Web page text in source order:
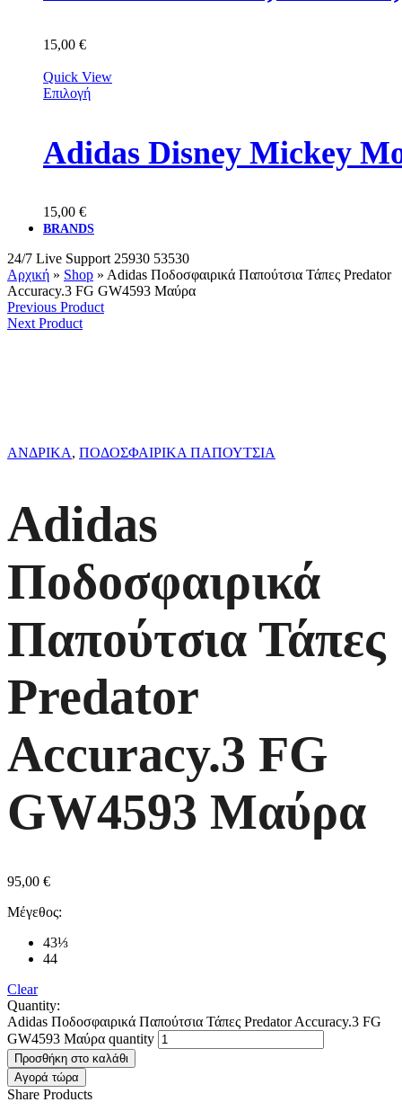
15,00 €
Quick View
Επιλογή
Adidas Disney Mickey
15,00 €
BRANDS
24/7 Live Support 25930 53530
Αρχική » Shop » Adidas Ποδοσφαιρικά Παπούτσια Τάπες Predator
Accuracy.3 FG GW4593 Μαύρα
Previous Product
Next Product
ΑΝΔΡΙΚΑ, ΠΟΔΟΣΦΑΙΡΙΚΑ ΠΑΠΟΥΤΣΙΑ
Adidas
Ποδοσφαιρικά
Παπούτσια Τάπες
Predator
Accuracy.3 FG
GW4593 Μαύρα
95,00 €
Μέγεθος:
43⅓
44
Clear
Quantity:
Adidas Ποδοσφαιρικά Παπούτσια Τάπες Predator Accuracy.3 FG
GW4593 Μαύρα quantity
Προσθήκη στο καλάθι
Αγορά τώρα
Share Products